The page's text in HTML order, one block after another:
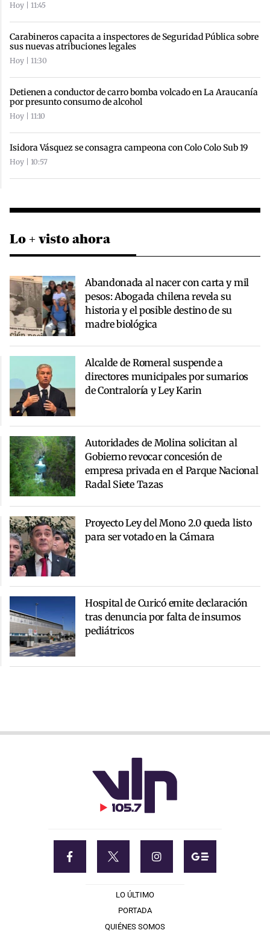
Hoy | 11:45
Carabineros capacita a inspectores de Seguridad Pública sobre
sus nuevas atribuciones legales
Hoy | 11:30
Detienen a conductor de carro bomba volcado en La Araucanía
por presunto consumo de alcohol
Hoy | 11:10
Isidora Vásquez se consagra campeona con Colo Colo Sub 19
Hoy | 10:57
Lo + visto ahora
Abandonada al nacer con carta y mil
pesos: Abogada chilena revela su
historia y el posible destino de su
madre biológica
Alcalde de Romeral suspende a
directores municipales por sumarios
de Contraloría y Ley Karin
Autoridades de Molina solicitan al
Gobierno revocar concesión de
empresa privada en el Parque Nacional
Radal Siete Tazas
Proyecto Ley del Mono 2.0 queda listo
para ser votado en la Cámara
Hospital de Curicó emite declaración
tras denuncia por falta de insumos
pediátricos
LO ÚLTIMO
PORTADA
QUIÉNES SOMOS